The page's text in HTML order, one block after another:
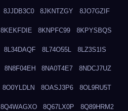
8JJDB3C0 8JKNTZGY 8JO7GZIF
8KEKFDIE 8KNPFC99 8KPYSBQS
8L34DAQF 8L74O55L 8LZ3S1IS
8N8F04EH 8NA0T4E7 8NDCJ7UZ
8O0YLDLN 8OASJ3P6 8OL9RU5T
8Q4WAGXO 8Q67LX0P 8Q89HRM2